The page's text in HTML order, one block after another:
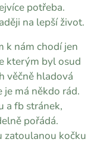
potřeba.
na lepší život.
k nám chodí jen
kterým byl osud
věčně hladová
je má někdo rád.
a fb stránek,
pořádá.
zatoulanou kočku